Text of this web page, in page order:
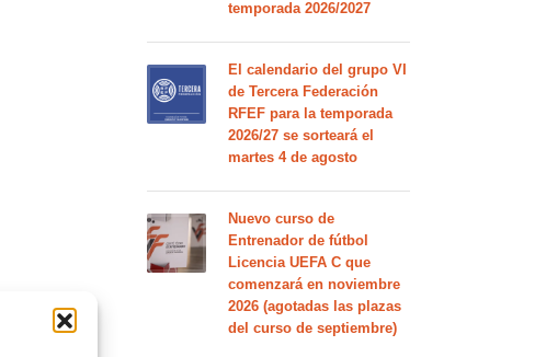
temporada 2026/2027
El calendario del grupo VI
de Tercera Federación
RFEF para la temporada
2026/27 se sorteará el
martes 4 de agosto
Nuevo curso de
Entrenador de fútbol
Licencia UEFA C que
comenzará en noviembre
2026 (agotadas las plazas
del curso de septiembre)